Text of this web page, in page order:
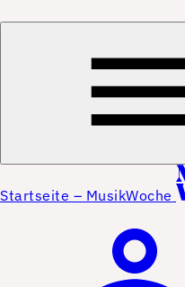
Startseite – MusikWoche